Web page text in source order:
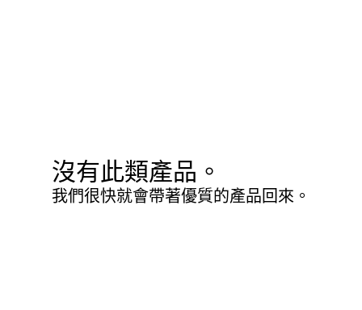
沒有此類產品。
我們很快就會帶著優質的產品回來。